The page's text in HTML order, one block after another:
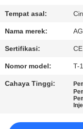
KONTROL
KUALITAS
HUBUNGI
KAMI
Tempat asal:
Nama merek:
Sertifikasi: CE
Nomor model: T-
Cahaya Tinggi: